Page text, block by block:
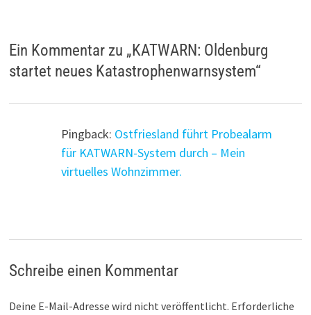
Ein Kommentar zu „KATWARN: Oldenburg
startet neues Katastrophenwarnsystem“
Pingback: Ostfriesland führt Probealarm
für KATWARN-System durch – Mein
virtuelles Wohnzimmer.
Schreibe einen Kommentar
Deine E-Mail-Adresse wird nicht veröffentlicht. Erforderliche